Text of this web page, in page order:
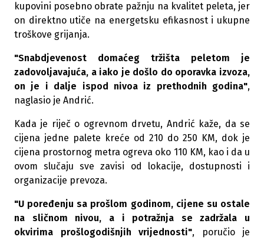
kupovini posebno obrate pažnju na kvalitet peleta, jer
on direktno utiče na energetsku efikasnost i ukupne
troškove grijanja.
"Snabdjevenost domaćeg tržišta peletom je
zadovoljavajuća, a iako je došlo do oporavka izvoza,
on je i dalje ispod nivoa iz prethodnih godina",
naglasio je Andrić.
Kada je riječ o ogrevnom drvetu, Andrić kaže, da se
cijena jedne palete kreće od 210 do 250 KM, dok je
cijena prostornog metra ogreva oko 110 KM, kao i da u
ovom slučaju sve zavisi od lokacije, dostupnosti i
organizacije prevoza.
"U poređenju sa prošlom godinom, cijene su ostale
na sličnom nivou, a i potražnja se zadržala u
okvirima prošlogodišnjih vrijednosti", poručio je